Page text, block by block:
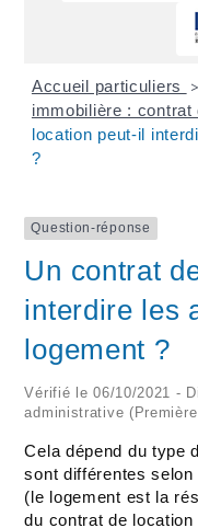
Accueil particuliers >
immobilière : contrat
location peut-il
?
Question-réponse
Un contrat
interdire les
logement ?
Vérifié le 06/10/2021 -
administrative
Cela dépend du type
sont différentes
(le logement est la
du contrat de